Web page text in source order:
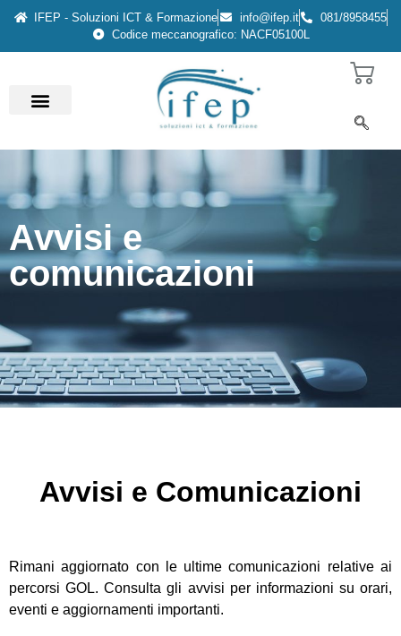
IFEP - Soluzioni ICT & Formazione info@ifep.it
081/8958455
Codice meccanografico: NACF05100L
Avvisi e
comunicazioni
Avvisi e Comunicazioni
Rimani aggiornato con le ultime comunicazioni relative ai
percorsi GOL. Consulta gli avvisi per informazioni su orari,
eventi e aggiornamenti importanti.